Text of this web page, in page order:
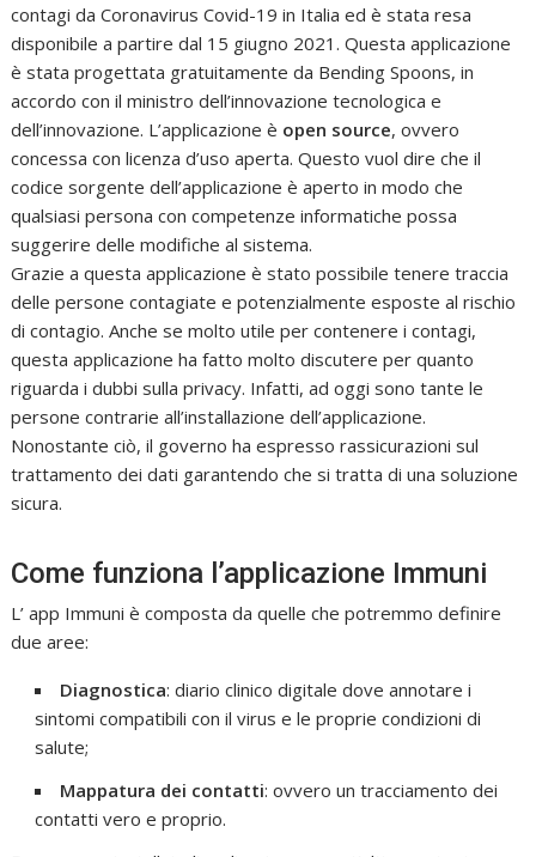
contagi da Coronavirus Covid-19 in Italia ed è stata resa
disponibile a partire dal 15 giugno 2021. Questa applicazione
è stata progettata gratuitamente da Bending Spoons, in
accordo con il ministro dell’innovazione tecnologica e
dell’innovazione. L’applicazione è open source, ovvero
concessa con licenza d’uso aperta. Questo vuol dire che il
codice sorgente dell’applicazione è aperto in modo che
qualsiasi persona con competenze informatiche possa
suggerire delle modifiche al sistema.
Grazie a questa applicazione è stato possibile tenere traccia
delle persone contagiate e potenzialmente esposte al rischio
di contagio. Anche se molto utile per contenere i contagi,
questa applicazione ha fatto molto discutere per quanto
riguarda i dubbi sulla privacy. Infatti, ad oggi sono tante le
persone contrarie all’installazione dell’applicazione.
Nonostante ciò, il governo ha espresso rassicurazioni sul
trattamento dei dati garantendo che si tratta di una soluzione
sicura.
Come funziona l’applicazione Immuni
L’ app Immuni è composta da quelle che potremmo definire
due aree:
Diagnostica: diario clinico digitale dove annotare i
sintomi compatibili con il virus e le proprie condizioni di
salute;
Mappatura dei contatti: ovvero un tracciamento dei
contatti vero e proprio.